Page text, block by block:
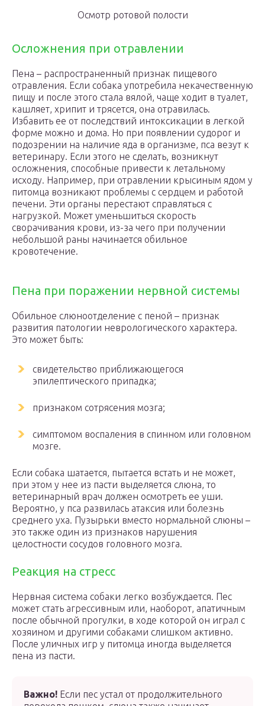
Осмотр ротовой полости
Осложнения при отравлении
Пена – распространенный признак пищевого
отравления. Если собака употребила некачественную
пищу и после этого стала вялой, чаще ходит в туалет,
кашляет, хрипит и трясется, она отравилась.
Избавить ее от последствий интоксикации в легкой
форме можно и дома. Но при появлении судорог и
подозрении на наличие яда в организме, пса везут к
ветеринару. Если этого не сделать, возникнут
осложнения, способные привести к летальному
исходу. Например, при отравлении крысиным ядом у
питомца возникают проблемы с сердцем и работой
печени. Эти органы перестают справляться с
нагрузкой. Может уменьшиться скорость
сворачивания крови, из-за чего при получении
небольшой раны начинается обильное
кровотечение.
Пена при поражении нервной системы
Обильное слюноотделение с пеной – признак
развития патологии неврологического характера.
Это может быть:
свидетельство приближающегося
эпилептического припадка;
признаком сотрясения мозга;
симптомом воспаления в спинном или головном
мозге.
Если собака шатается, пытается встать и не может,
при этом у нее из пасти выделяется слюна, то
ветеринарный врач должен осмотреть ее уши.
Вероятно, у пса развилась атаксия или болезнь
среднего уха. Пузырьки вместо нормальной слюны –
это также один из признаков нарушения
целостности сосудов головного мозга.
Реакция на стресс
Нервная система собаки легко возбуждается. Пес
может стать агрессивным или, наоборот, апатичным
после обычной прогулки, в ходе которой он играл с
хозяином и другими собаками слишком активно.
После уличных игр у питомца иногда выделяется
пена из пасти.
Важно! Если пес устал от продолжительного